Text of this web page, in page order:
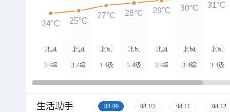
北风
3-4级
北风
3-4级
北风
3-4级
北风
3-4级
北风
3-4级
北风
3-4级
北风
3-4级
24°C 25°C
27°C 28°C 29°C 30°C 31°C
生活助手 08-09 08-10 08-11 08-12